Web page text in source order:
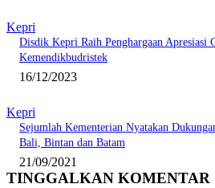
Kepri
Disdik Kepri Raih Penghargaan Apresiasi
Kemendikbudristek
16/12/2023
Kepri
Sejumlah Kementerian Nyatakan
Bali, Bintan dan Batam
21/09/2021
TINGGALKAN KOMENTAR